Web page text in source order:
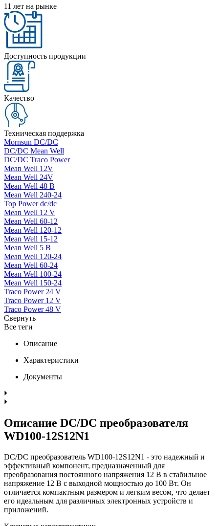
11 лет на рынке
Доступность продукции
Качество
Техническая поддержка
Mornsun DC/DC
DC/DC Mean Well
DC/DC Traco Power
Mean Well 12V
Mean Well 24V
Mean Well 48 В
Mean Well 240-24
Top Power dc/dc
Mean Well 12 V
Mean Well 60-12
Mean Well 120-12
Mean Well 15-12
Mean Well 5 В
Mean Well 120-24
Mean Well 60-24
Mean Well 100-24
Mean Well 150-24
Traco Power 24 V
Traco Power 12 V
Traco Power 48 V
Свернуть
Все теги
Описание
Характеристики
Документы
Описание DC/DC преобразователя
WD100-12S12N1
DC/DC преобразователь WD100-12S12N1 - это надежный и
эффективный компонент, предназначенный для
преобразования постоянного напряжения 12 В в стабильное
напряжение 12 В с выходной мощностью до 100 Вт. Он
отличается компактным размером и легким весом, что делает
его идеальным для различных электронных устройств и
приложений.